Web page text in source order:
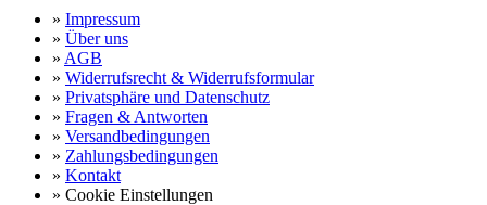
» Impressum
» Über uns
» AGB
» Widerrufsrecht & Widerrufsformular
» Privatsphäre und Datenschutz
» Fragen & Antworten
» Versandbedingungen
» Zahlungsbedingungen
» Kontakt
» Cookie Einstellungen